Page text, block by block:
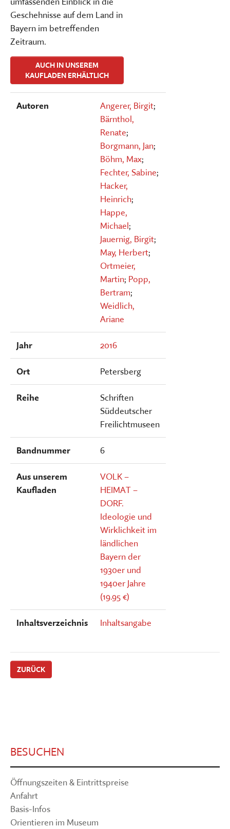
Geschehnisse auf dem Land in
Bayern im betreffenden
Zeitraum.
AUCH IN UNSEREM
KAUFLADEN ERHÄLTLICH
Autoren Angerer, Birgit;
Bärnthol,
Renate;
Borgmann, Jan;
Böhm, Max;
Fechter, Sabine;
Hacker,
Heinrich;
Happe,
Michael;
Jauernig, Birgit;
May, Herbert;
Ortmeier,
Martin; Popp,
Bertram;
Weidlich,
Ariane
Jahr 2016
Ort Petersberg
Reihe
Schriften
Süddeutscher
Freilichtmuseen
Bandnummer 6
Aus unserem
Kaufladen
VOLK –
HEIMAT –
DORF.
Ideologie und
Wirklichkeit im
ländlichen
Bayern der
1930er und
1940er Jahre
(19.95 €)
Inhaltsverzeichnis Inhaltsangabe
ZURÜCK
BESUCHEN
Öffnungszeiten & Eintrittspreise
Anfahrt
Basis-Infos
Orientieren im Museum